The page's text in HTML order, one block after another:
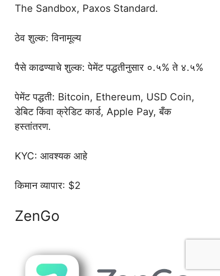
The Sandbox, Paxos Standard.
ठेव शुल्क: विनामूल्य
पैसे काढण्याचे शुल्क: पेमेंट पद्धतीनुसार ०.५% ते ४.५%
पेमेंट पद्धती: Bitcoin, Ethereum, USD Coin,
डेबिट किंवा क्रेडिट कार्ड, Apple Pay, बँक
हस्तांतरण.
KYC: आवश्यक आहे
किमान व्यापार: $2
ZenGo